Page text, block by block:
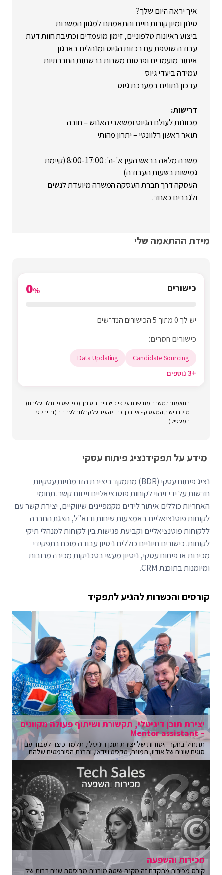
איך יראה היום שלך?
סינון ומיון קורות חיים והתאמתם למגוון המשרות
ביצוע ראיונות טלפוניים, זימון מועמדים וכתיבת חוות דעת
עבודה שוטפת עם רכזות הגיוס ומנהלים בארגון
איתור מועמדים ופרסום משרות ברשתות החברתיות
עמידה ביעדי גיוס
עדכון נתונים במערכת גיוס
דרישות:
מכוונות לעולם הגיוס ומשאבי האנוש – חובה
תואר ראשון רלוונטי – יתרון מהותי
משרה מלאה בראש העין א'-ה': 8:00-17:00 (קיימת
גמישות בשעות העבודה)
העסקה דרך חברת העסקה המשרה מיועדת לנשים
ולגברים כאחד.
מידת ההתאמה שלי
כישורים 0%
יש לך 0 מתוך 5 הכישורים הנדרשים
כישורים חסרים:
Candidate Sourcing
Data Updating
+3 נוספים
התאמתך למשרה מחושבת על פי כישוריך וניסיונך (כפי שסיפרת לנו עליהם)
מול דרישות המעסיק - אין בכך כדי להעיד על קבלתך לעבודה (זה יחליט
המעסיק)
מידע על תפקידנציג פיתוח עסקי
נציג פיתוח עסקי (BDR) מתמקד ביצירת הזדמנויות עסקיות
חדשות על ידי זיהוי לקוחות פוטנציאליים וייזום קשר. תחומי
האחריות כוללים איתור לידים מקמפיינים שיווקיים, יצירת קשר עם
לקוחות פוטנציאליים באמצעות שיחות ודוא"ל, הצגת החברה
ללקוחות פוטנציאליים וקביעת פגישות בין לקוחות למנהלי תיקי
לקוחות. כישורים חיוניים כוללים ניסיון עבודה מוכח בתפקידי
מכירות או פיתוח עסקי, ניסיון מעשי בטכניקות מכירה מרובות
ומיומנות בתוכנת CRM.
קורסים והכשרות להגיע לתפקיד
יצירת תוכן דיגיטלי, תקשורת ושיתוף פעולה מקוונים
– Mentor assistant
תתחיל בחקר היסודות של יצירת תוכן דיגיטלי, תלמד כיצד לעבוד עם
סוגים שונים של אודיו, תמונה, טקסט ווידאו, והבנת הפורמטים שלהם.
מכירות והשפעה
קורס מכירות מתקדם זה מקנה שיטה מובנית מבוססת שנים רבות של